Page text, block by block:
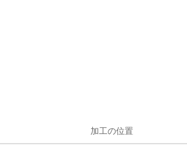
加工の位置